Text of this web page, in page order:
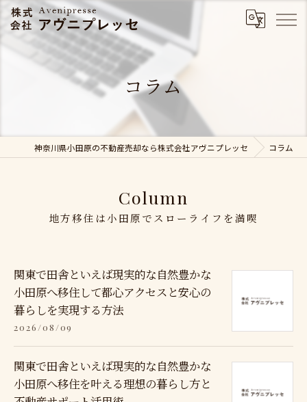
コラム
神奈川県小田原の不動産売却なら株式会社アヴニプレッセ コラム
Column
地方移住は小田原でスローライフを満喫
関東で田舎といえば現実的な自然豊かな
小田原へ移住して都心アクセスと安心の
暮らしを実現する方法
2026/08/09
関東で田舎といえば現実的な自然豊かな
小田原へ移住を叶える理想の暮らし方と